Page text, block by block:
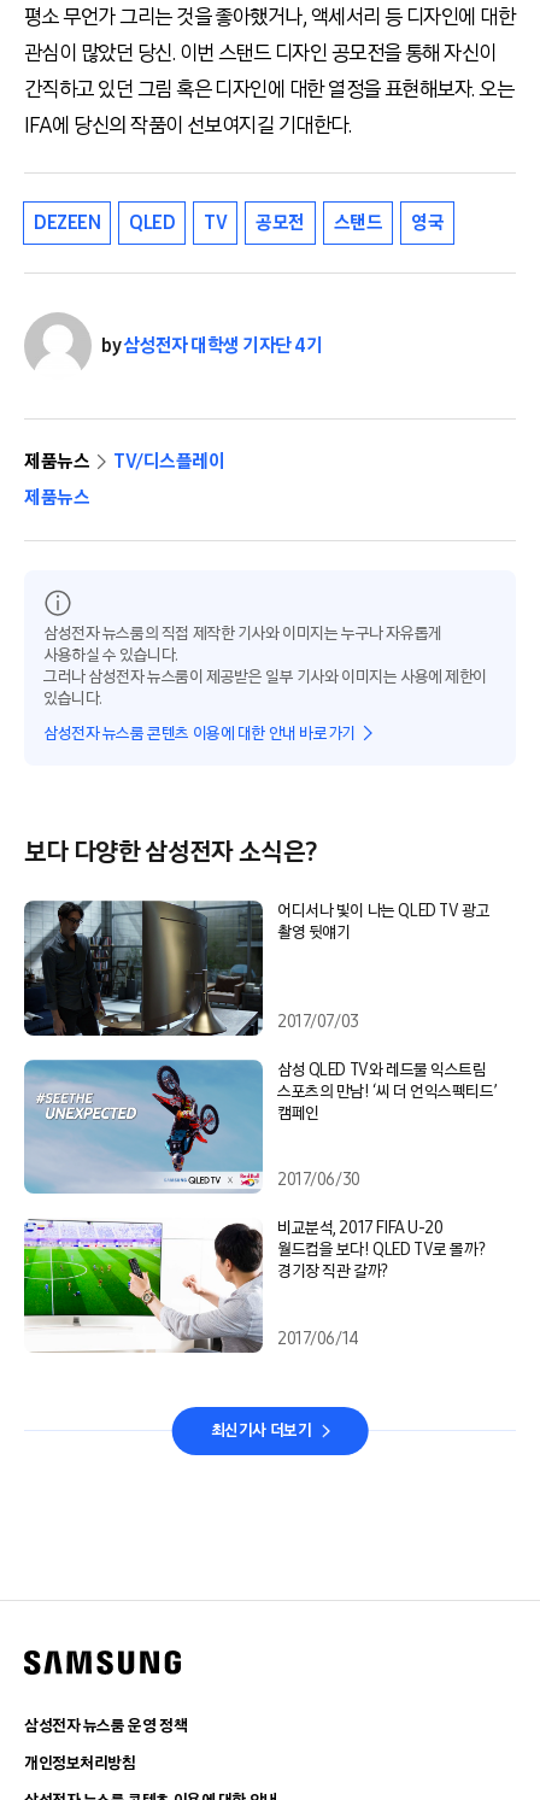
평소 무언가 그리는 것을 좋아했거나, 액세서리 등 디자인에 대한
관심이 많았던 당신. 이번 스탠드 디자인 공모전을 통해 자신이
간직하고 있던 그림 혹은 디자인에 대한 열정을 표현해보자. 오는
IFA에 당신의 작품이 선보여지길 기대한다.
DEZEEN QLED TV 공모전 스탠드 영국
by삼성전자 대학생 기자단 4기
제품뉴스
TV/디스플레이
제품뉴스
삼성전자 뉴스룸의 직접 제작한 기사와 이미지는 누구나 자유롭게
사용하실 수 있습니다.
그러나 삼성전자 뉴스룸이 제공받은 일부 기사와 이미지는 사용에 제한이
있습니다.
삼성전자 뉴스룸 콘텐츠 이용에 대한 안내 바로가기
보다 다양한 삼성전자 소식은?
어디서나 빛이 나는 QLED TV 광고
촬영 뒷얘기
2017/07/03
삼성 QLED TV와 레드불 익스트림
스포츠의 만남! ‘씨 더 언익스펙티드’
캠페인
2017/06/30
비교분석, 2017 FIFA U-20
월드컵을 보다! QLED TV로 볼까?
경기장 직관 갈까?
2017/06/14
최신기사 더보기
삼성전자 뉴스룸 운영 정책
개인정보처리방침